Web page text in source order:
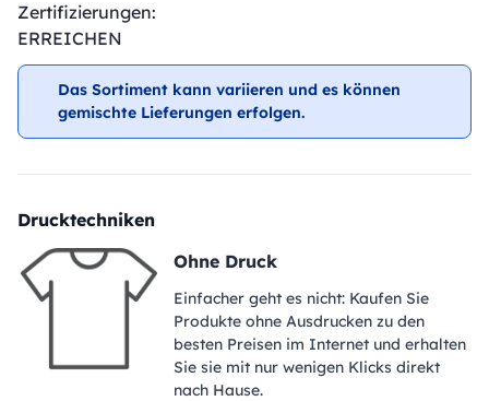
Zertifizierungen:
ERREICHEN
Das Sortiment kann variieren und es können
gemischte Lieferungen erfolgen.
Drucktechniken
Ohne Druck
Einfacher geht es nicht: Kaufen Sie
Produkte ohne Ausdrucken zu den
besten Preisen im Internet und erhalten
Sie sie mit nur wenigen Klicks direkt
nach Hause.